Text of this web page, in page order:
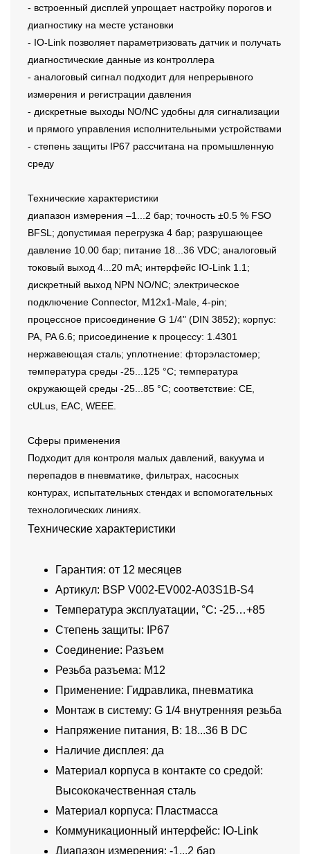
- встроенный дисплей упрощает настройку порогов и
диагностику на месте установки
- IO-Link позволяет параметризовать датчик и получать
диагностические данные из контроллера
- аналоговый сигнал подходит для непрерывного
измерения и регистрации давления
- дискретные выходы NO/NC удобны для сигнализации
и прямого управления исполнительными устройствами
- степень защиты IP67 рассчитана на промышленную
среду
Технические характеристики
диапазон измерения –1...2 бар; точность ±0.5 % FSO
BFSL; допустимая перегрузка 4 бар; разрушающее
давление 10.00 бар; питание 18...36 VDC; аналоговый
токовый выход 4...20 mA; интерфейс IO-Link 1.1;
дискретный выход NPN NO/NC; электрическое
подключение Connector, M12x1-Male, 4-pin;
процессное присоединение G 1/4" (DIN 3852); корпус:
PA, PA 6.6; присоединение к процессу: 1.4301
нержавеющая сталь; уплотнение: фторэластомер;
температура среды -25...125 °C; температура
окружающей среды -25...85 °C; соответствие: CE,
cULus, EAC, WEEE.
Сферы применения
Подходит для контроля малых давлений, вакуума и
перепадов в пневматике, фильтрах, насосных
контурах, испытательных стендах и вспомогательных
технологических линиях.
Технические характеристики
Гарантия: от 12 месяцев
Артикул: BSP V002-EV002-A03S1B-S4
Температура эксплуатации, °C: -25…+85
Степень защиты: IP67
Соединение: Разъем
Резьба разъема: M12
Применение: Гидравлика, пневматика
Монтаж в систему: G 1/4 внутренняя резьба
Напряжение питания, В: 18...36 В DC
Наличие дисплея: да
Материал корпуса в контакте со средой:
Высококачественная сталь
Материал корпуса: Пластмасса
Коммуникационный интерфейс: IO-Link
Диапазон измерения: -1...2 бар